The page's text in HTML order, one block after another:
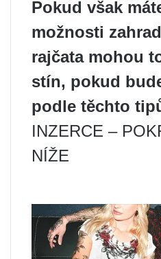
Pokud však
možnosti
rajčata mohou
stín, pokud
podle těchto
INZERCE –
NÍŽE